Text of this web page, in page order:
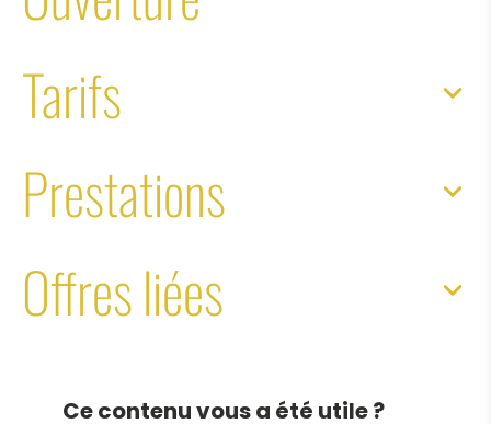
Tarifs
Prestations
Offres liées
Ce contenu vous a été utile ?